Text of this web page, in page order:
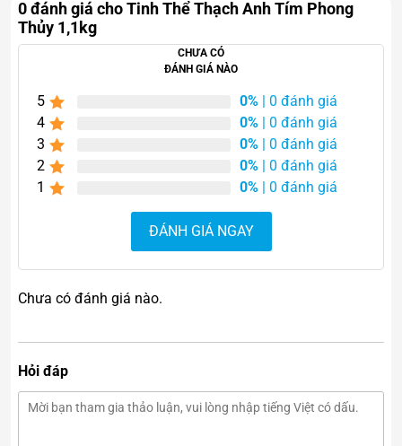
Đặc điểm nổi bật của tinh
thể thạch anh tím 1,1kg
1. Màu tím tự nhiên sang trọng
và cuốn hút
Tinh thể sở hữu sắc tím đặc trưng của thạch anh tự nhiên
chiếu vào, các tinh thể bên trong phản chiếu lấp lánh tạo
nên vẻ đẹp đầy cuốn hút.
Trong phong thủy, màu tím tượng trưng cho:
0 đánh giá cho Tinh Thể Thạch Anh Tím Phong
Thủy 1,1kg
CHƯA CÓ
ĐÁNH GIÁ NÀO
5 0% | 0 đánh giá
4
0% | 0 đánh giá
3
0% | 0 đánh giá
2
0% | 0 đánh giá
1
0% | 0 đánh giá
ĐÁNH GIÁ NGAY
Chưa có đánh giá nào.
Hỏi đáp